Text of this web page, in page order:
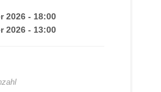
2026 - 18:00
2026 - 13:00